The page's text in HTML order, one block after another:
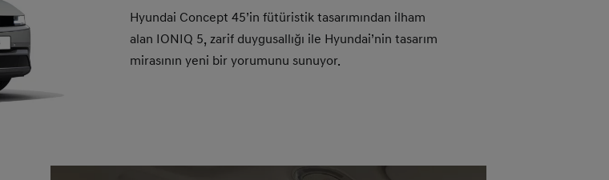
Hyundai Concept 45’in fütüristik tasarımından ilham
alan IONIQ 5, zarif duygusallığı ile Hyundai’nin tasarım
mirasının yeni bir yorumunu sunuyor.